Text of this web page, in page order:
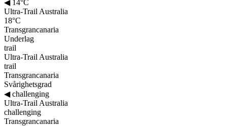
◀14°C
Ultra-Trail Australia
18°C
Transgrancanaria
Underlag
trail
Ultra-Trail Australia
trail
Transgrancanaria
Svårighetsgrad
◀challenging
Ultra-Trail Australia
challenging
Transgrancanaria